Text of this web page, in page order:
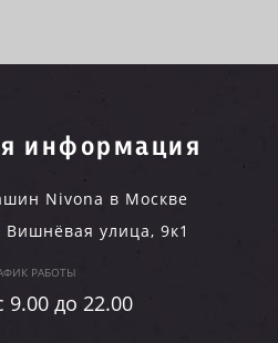
информация
Nivona в Москве
Вишнёвая улица, 9к1
РАБОТЫ
9.00 до 22.00